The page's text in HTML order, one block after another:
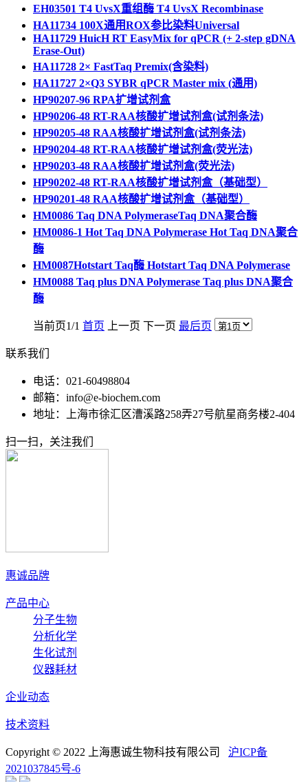
EH03501 T4 UvsX重组酶 T4 UvsX Recombinase
HA11734 100X通用ROX参比染料Universal
HA11729 HuicH RT EasyMix for qPCR (+ 2-step gDNA
Erase-Out)
HA11728 2× FastTaq Premix(含染料)
HA11727 2×Q3 SYBR qPCR Master mix (通用)
HP90207-96 RPA扩增试剂盒
HP90206-48 RT-RAA核酸扩增试剂盒(试剂条法)
HP90205-48 RAA核酸扩增试剂盒(试剂条法)
HP90204-48 RT-RAA核酸扩增试剂盒(荧光法)
HP90203-48 RAA核酸扩增试剂盒(荧光法)
HP90202-48 RT-RAA核酸扩增试剂盒（基础型）
HP90201-48 RAA核酸扩增试剂盒（基础型）
HM0086 Taq DNA PolymeraseTaq DNA聚合酶
HM0086-1 Hot Taq DNA Polymerase Hot Taq DNA聚合
酶
HM0087Hotstart Taq酶 Hotstart Taq DNA Polymerase
HM0088 Taq plus DNA Polymerase Taq plus DNA聚合
酶
当前页1/1 首页 上一页 下一页 最后页
联系我们
电话：021-60498804
邮箱：info@e-biochem.com
地址：上海市徐汇区漕溪路258弄27号航星商务楼2-404
扫一扫，关注我们
惠诚品牌
产品中心
分子生物
分析化学
生化试剂
仪器耗材
企业动态
技术资料
Copyright © 2022 上海惠诚生物科技有限公司 沪ICP备
2021037845号-6